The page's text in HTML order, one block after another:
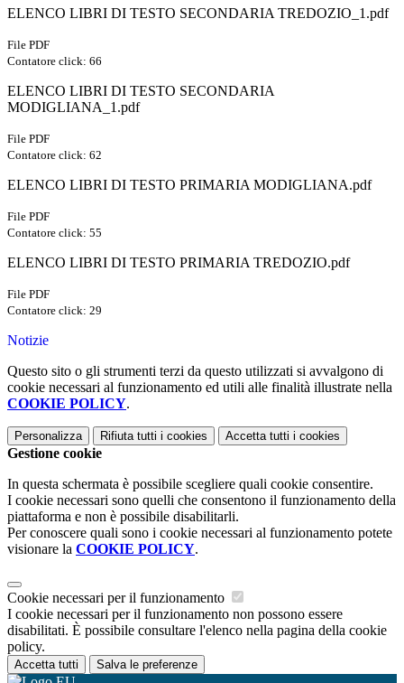
ELENCO LIBRI DI TESTO SECONDARIA TREDOZIO_1.pdf
File PDF
Contatore click: 66
ELENCO LIBRI DI TESTO SECONDARIA
MODIGLIANA_1.pdf
File PDF
Contatore click: 62
ELENCO LIBRI DI TESTO PRIMARIA MODIGLIANA.pdf
File PDF
Contatore click: 55
ELENCO LIBRI DI TESTO PRIMARIA TREDOZIO.pdf
File PDF
Contatore click: 29
Notizie
Questo sito o gli strumenti terzi da questo utilizzati si avvalgono di
cookie necessari al funzionamento ed utili alle finalità illustrate nella
COOKIE POLICY.
Personalizza Rifiuta tutti i cookies Accetta tutti i cookies
Gestione cookie
In questa schermata è possibile scegliere quali cookie consentire.
I cookie necessari sono quelli che consentono il funzionamento della
piattaforma e non è possibile disabilitarli.
Per conoscere quali sono i cookie necessari al funzionamento potete
visionare la COOKIE POLICY.
Cookie necessari per il funzionamento
I cookie necessari per il funzionamento non possono essere
disabilitati. È possibile consultare l'elenco nella pagina della cookie
policy.
Accetta tutti Salva le preferenze